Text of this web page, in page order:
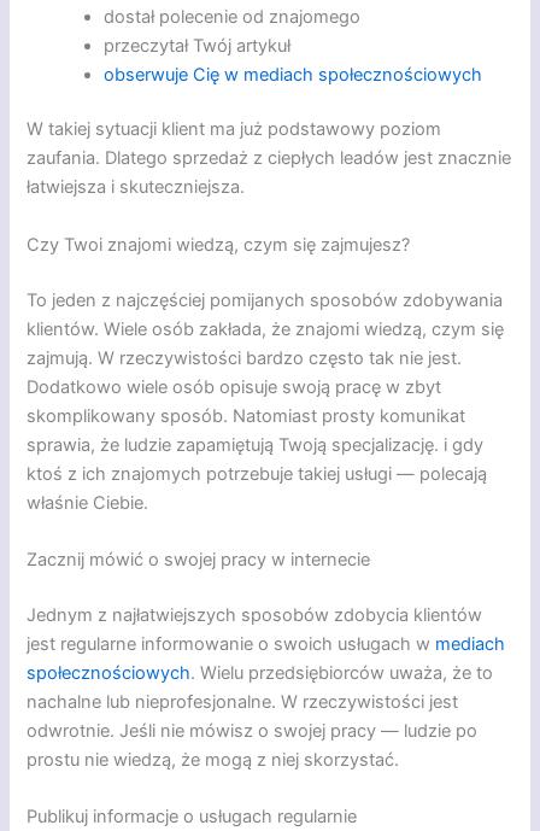
dostał polecenie od znajomego
przeczytał Twój artykuł
obserwuje Cię w mediach społecznościowych
W takiej sytuacji klient ma już podstawowy poziom
zaufania. Dlatego sprzedaż z ciepłych leadów jest znacznie
łatwiejsza i skuteczniejsza.
Czy Twoi znajomi wiedzą, czym się zajmujesz?
To jeden z najczęściej pomijanych sposobów zdobywania
klientów. Wiele osób zakłada, że znajomi wiedzą, czym się
zajmują. W rzeczywistości bardzo często tak nie jest.
Dodatkowo wiele osób opisuje swoją pracę w zbyt
skomplikowany sposób. Natomiast prosty komunikat
sprawia, że ludzie zapamiętują Twoją specjalizację. i gdy
ktoś z ich znajomych potrzebuje takiej usługi — polecają
właśnie Ciebie.
Zacznij mówić o swojej pracy w internecie
Jednym z najłatwiejszych sposobów zdobycia klientów
jest regularne informowanie o swoich usługach w mediach
społecznościowych. Wielu przedsiębiorców uważa, że to
nachalne lub nieprofesjonalne. W rzeczywistości jest
odwrotnie. Jeśli nie mówisz o swojej pracy — ludzie po
prostu nie wiedzą, że mogą z niej skorzystać.
Publikuj informacje o usługach regularnie